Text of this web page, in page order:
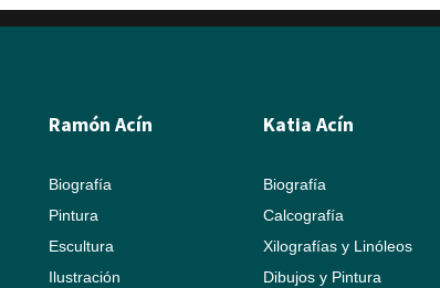
Ramón Acín
Biografía
Pintura
Escultura
Ilustración
Katia Acín
Biografía
Calcografía
Xilografías y Linóleos
Dibujos y Pintura